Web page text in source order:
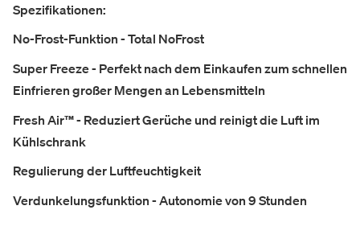
Spezifikationen:
No-Frost-Funktion - Total NoFrost
Super Freeze - Perfekt nach dem Einkaufen zum schnellen
Einfrieren großer Mengen an Lebensmitteln
Fresh Air™ - Reduziert Gerüche und reinigt die Luft im
Kühlschrank
Regulierung der Luftfeuchtigkeit
Verdunkelungsfunktion - Autonomie von 9 Stunden